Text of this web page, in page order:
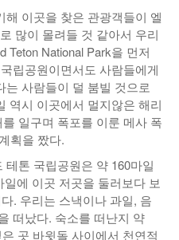
이곳을 찾은 관광객들이 엘
많이 몰려들 것 같아서 우리
Teton National Park을 먼저
립공원이면서도 사람들에게
사람들이 덜 붐빌 것으로
역시 이곳에서 멀지않은 해리
일구며 폭포를 이룬 메사 폭
획을 짰다.
톤 국립공원은 약 160마일
에 이곳 저곳을 둘러보다 보
. 우리는 스낵이나 과일, 음
떠났다. 숙소를 떠난지 약
곳 바윗돌 사이에서 천연적